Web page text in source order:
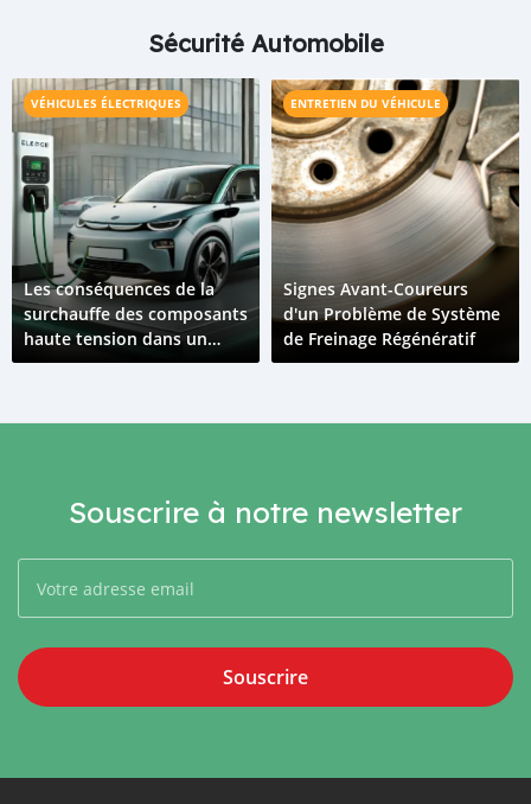
Sécurité Automobile
VÉHICULES ÉLECTRIQUES
Les conséquences de la
surchauffe des composants
haute tension dans un
véhicule électrique
ENTRETIEN DU VÉHICULE
Signes Avant-Coureurs
d'un Problème de Système
de Freinage Régénératif
Souscrire à notre newsletter
Souscrire